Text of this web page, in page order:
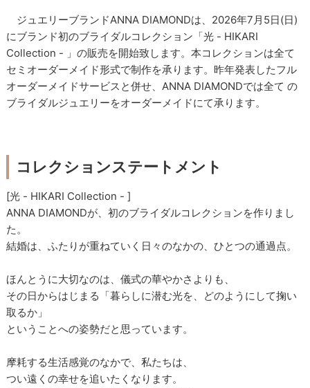
ジュエリーブランドANNA DIAMONDは、2026年7月5日(日)
にブランド初のブライダルコレクション「光 - HIKARI
Collection - 」の販売を開始致します。本コレクションは全て
セミオーダーメイド形式で制作を承ります。昨年発表したフル
オーダーメイドサービスと併せ、ANNA DIAMONDでは全て の
ブライダルジュエリーをオーダーメイドにて承ります。
コレクションステートメント
[光 - HIKARI Collection - ]
ANNA DIAMONDが、初のブライダルコレクションを作りまし
た。
結婚は、ふたりが重ねていく日々のなかの、ひとつの通過点。
ほんとうに大切なのは、儀式の華やかさよりも、
その日からはじまる「暮らしに潜む光を、どのようにして掬い
取るか」
ということへの姿勢だと思っています。
摩耗する生活感覚のなかで、私たちは、
つい遠くの幸せを追いたくなります。